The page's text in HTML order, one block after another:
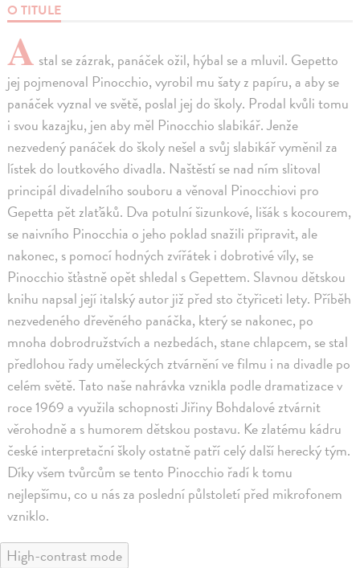
O TITULE
A stal se zázrak, panáček ožil, hýbal se a mluvil. Gepetto
jej pojmenoval Pinocchio, vyrobil mu šaty z papíru, a aby se
panáček vyznal ve světě, poslal jej do školy. Prodal kvůli tomu
i svou kazajku, jen aby měl Pinocchio slabikář. Jenže
nezvedený panáček do školy nešel a svůj slabikář vyměnil za
lístek do loutkového divadla. Naštěstí se nad ním slitoval
principál divadelního souboru a věnoval Pinocchiovi pro
Gepetta pět zlaťáků. Dva potulní šizunkové, lišák s kocourem,
se naivního Pinocchia o jeho poklad snažili připravit, ale
nakonec, s pomocí hodných zvířátek i dobrotivé víly, se
Pinocchio šťastně opět shledal s Gepettem. Slavnou dětskou
knihu napsal její italský autor již před sto čtyřiceti lety. Příběh
nezvedeného dřevěného panáčka, který se nakonec, po
mnoha dobrodružstvích a nezbedách, stane chlapcem, se stal
předlohou řady uměleckých ztvárnění ve filmu i na divadle po
celém světě. Tato naše nahrávka vznikla podle dramatizace v
roce 1969 a využila schopnosti Jiřiny Bohdalové ztvárnit
věrohodně a s humorem dětskou postavu. Ke zlatému kádru
české interpretační školy ostatně patří celý další herecký tým.
Díky všem tvůrcům se tento Pinocchio řadí k tomu
nejlepšímu, co u nás za poslední půlstoletí před mikrofonem
vzniklo.
High-contrast mode